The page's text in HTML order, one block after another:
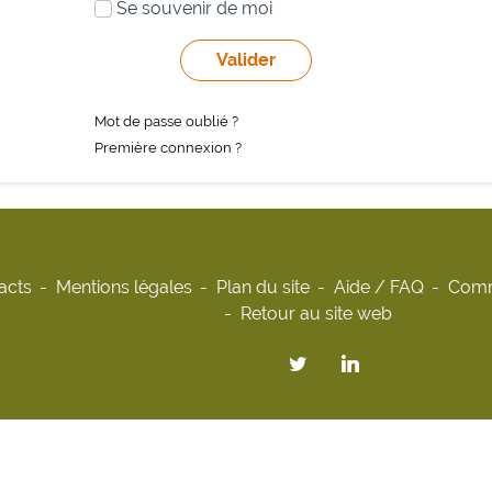
Se souvenir de moi
Mot de passe oublié ?
Première connexion ?
Mentions légales Plan du site Aide / FAQ
Retour au site web